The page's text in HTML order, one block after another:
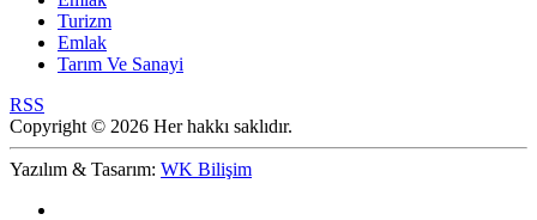
Turizm
Emlak
Tarım Ve Sanayi
RSS
Copyright © 2026 Her hakkı saklıdır.
Yazılım & Tasarım: WK Bilişim